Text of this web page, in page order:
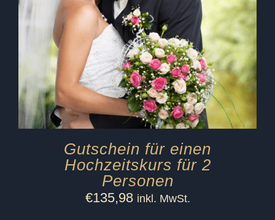
Gutschein für einen
Hochzeitskurs für 2
Personen
€135,98 inkl. MwSt.